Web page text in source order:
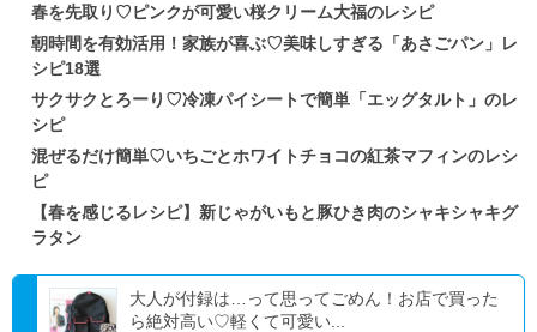
春を先取り♡ピンクが可愛い桜クリーム大福のレシピ
朝時間を有効活用！家族が喜ぶ♡美味しすぎる「あさごパン」レ
シピ18選
サクサクとろーり♡冷凍パイシートで簡単「エッグタルト」のレ
シピ
混ぜるだけ簡単♡いちごとホワイトチョコの紅茶マフィンのレシ
ピ
【春を感じるレシピ】新じゃがいもと豚ひき肉のシャキシャキグ
ラタン
大人が付録は…って思ってごめん！お店で買った
ら絶対高い♡軽くて可愛い...